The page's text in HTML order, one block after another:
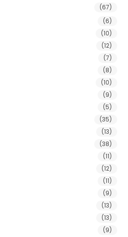
(67)
(6)
(10)
(12)
(7)
(8)
(10)
(9)
(5)
(35)
(13)
(38)
(11)
(12)
(11)
(9)
(13)
(13)
(9)